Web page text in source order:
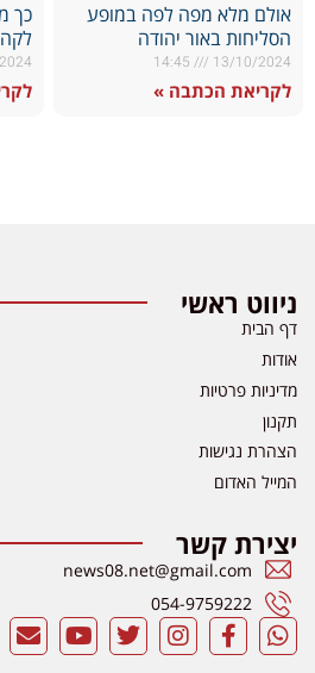
אולם מלא מפה לפה במופע
הסליחות באור יהודה
13/10/2024
לקריאת הכתבה »
כך
ניווט ראשי
דף הבית
אודות
מדיניות פרטיות
תקנון
הצהרת נגישות
המייל האדום
יצירת קשר
news08.net@gmail.com
054-9759222